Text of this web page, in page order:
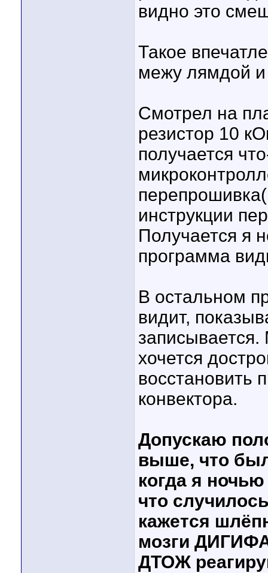
видно это
Такое
межу лямдой и
Смотрел на
резистор 10
получается
инструкции
Получается я
программа
В остальном
видит,
хочется
восстановить
конвектора.
Допускаю
выше, что
когда я
что
кажется
мозги
ДТОЖ